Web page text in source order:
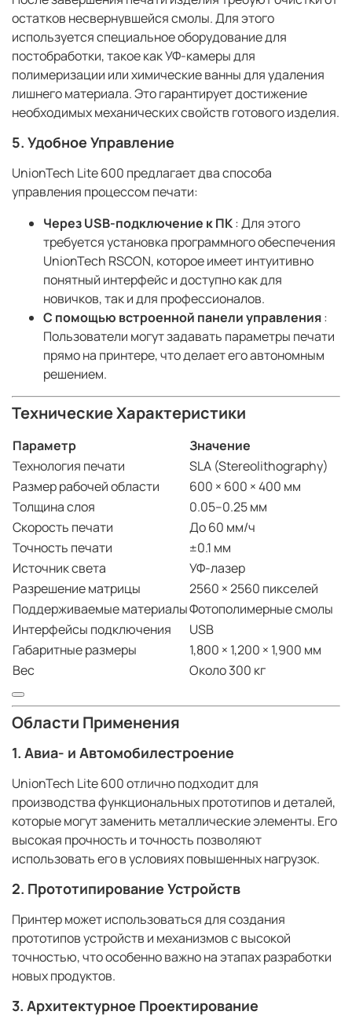
остатков несвернувшейся смолы. Для этого
используется специальное оборудование для
постобработки, такое как УФ-камеры для
полимеризации или химические ванны для удаления
лишнего материала. Это гарантирует достижение
необходимых механических свойств готового изделия.
5. Удобное Управление
UnionTech Lite 600 предлагает два способа
управления процессом печати:
Через USB-подключение к ПК: Для этого
требуется установка программного обеспечения
UnionTech RSCON, которое имеет интуитивно
понятный интерфейс и доступно как для
новичков, так и для профессионалов.
С помощью встроенной панели управления:
Пользователи могут задавать параметры печати
прямо на принтере, что делает его автономным
решением.
Технические Характеристики
Параметр
Значение
Технология печати
SLA (Stereolithography)
Размер рабочей области
600 × 600 × 400 мм
Толщина слоя
0.05–0.25 мм
Скорость печати
До 60 мм/ч
Точность печати
±0.1 мм
Источник света
УФ-лазер
Разрешение матрицы
2560 × 2560 пикселей
Поддерживаемые материалыФотополимерные смолы
Интерфейсы подключения
USB
Габаритные размеры
1,800 × 1,200 × 1,900 мм
Вес
Около 300 кг
Области Применения
1. Авиа- и Автомобилестроение
UnionTech Lite 600 отлично подходит для
производства функциональных прототипов и деталей,
которые могут заменить металлические элементы. Его
высокая прочность и точность позволяют
использовать его в условиях повышенных нагрузок.
2. Прототипирование Устройств
Принтер может использоваться для создания
прототипов устройств и механизмов с высокой
точностью, что особенно важно на этапах разработки
новых продуктов.
3. Архитектурное Проектирование